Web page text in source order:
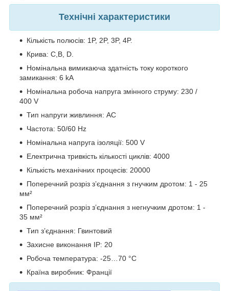
Технічні характеристики
Кількість полюсів: 1P, 2P, 3P, 4P.
Крива: C,В, D.
Номінальна вимикаюча здатність току короткого
замикання: 6 kA
Номінальна робоча напруга змінного струму: 230 /
400 V
Тип напруги живлиння: AC
Частота: 50/60 Hz
Номінальна напруга ізоляції: 500 V
Електрична тривкість кількості циклів: 4000
Кількість механічних процесів: 20000
Поперечний розріз з’єднання з гнучким дротом: 1 - 25
мм²
Поперечний розріз з’єднання з негнучким дротом: 1 -
35 мм²
Тип з’єднання: Гвинтовий
Захисне виконання ІР: 20
Робоча температура: -25…70 °C
Країна виробник: Франції